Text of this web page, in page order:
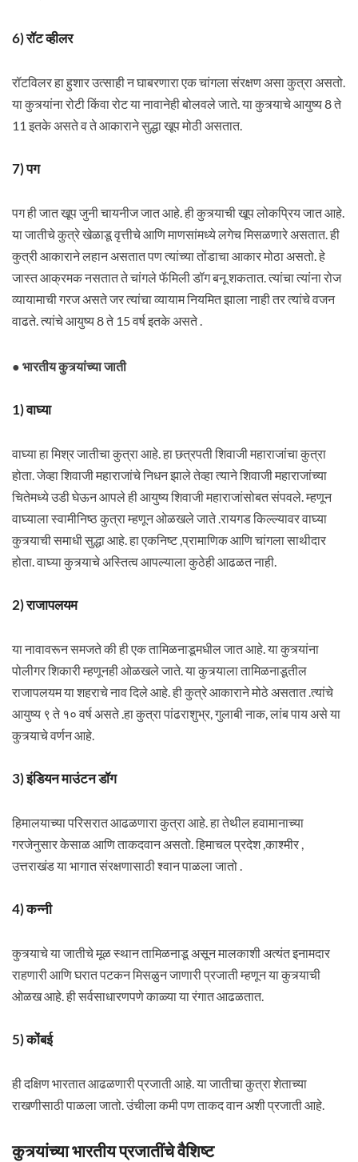
6) रॉट व्हीलर
रॉटविलर हा हुशार उत्साही न घाबरणारा एक चांगला संरक्षण असा कुत्रा असतो.
या कुत्र्यांना रोटी किंवा रोट या नावानेही बोलवले जाते. या कुत्र्याचे आयुष्य 8 ते
11 इतके असते व ते आकाराने सुद्धा खूप मोठी असतात.
7) पग
पग ही जात खूप जुनी चायनीज जात आहे. ही कुत्र्याची खूप लोकप्रिय जात आहे.
या जातीचे कुत्रे खेळाडू वृत्तीचे आणि माणसांमध्ये लगेच मिसळणारे असतात. ही
कुत्री आकाराने लहान असतात पण त्यांच्या तोंडाचा आकार मोठा असतो. हे
जास्त आक्रमक नसतात ते चांगले फॅमिली डॉग बनू शकतात. त्यांचा त्यांना रोज
व्यायामाची गरज असते जर त्यांचा व्यायाम नियमित झाला नाही तर त्यांचे वजन
वाढते. त्यांचे आयुष्य 8 ते 15 वर्ष इतके असते .
● भारतीय कुत्र्यांच्या जाती
1) वाघ्या
वाघ्या हा मिश्र जातीचा कुत्रा आहे. हा छत्रपती शिवाजी महाराजांचा कुत्रा
होता. जेव्हा शिवाजी महाराजांचे निधन झाले तेव्हा त्याने शिवाजी महाराजांच्या
चितेमध्ये उडी घेऊन आपले ही आयुष्य शिवाजी महाराजांसोबत संपवले. म्हणून
वाघ्याला स्वामीनिष्ठ कुत्रा म्हणून ओळखले जाते .रायगड किल्ल्यावर वाघ्या
कुत्र्याची समाधी सुद्धा आहे. हा एकनिष्ट ,प्रामाणिक आणि चांगला साथीदार
होता. वाघ्या कुत्र्याचे अस्तित्व आपल्याला कुठेही आढळत नाही.
2) राजापलयम
या नावावरून समजते की ही एक तामिळनाडूमधील जात आहे. या कुत्र्यांना
पोलीगर शिकारी म्हणूनही ओळखले जाते. या कुत्र्याला तामिळनाडूतील
राजापलयम या शहराचे नाव दिले आहे. ही कुत्रे आकाराने मोठे असतात .त्यांचे
आयुष्य ९ ते १० वर्ष असते .हा कुत्रा पांढराशुभ्र, गुलाबी नाक, लांब पाय असे या
कुत्र्याचे वर्णन आहे.
3) इंडियन माउंटन डॉग
हिमालयाच्या परिसरात आढळणारा कुत्रा आहे. हा तेथील हवामानाच्या
गरजेनुसार केसाळ आणि ताकदवान असतो. हिमाचल प्रदेश ,काश्मीर ,
उत्तराखंड या भागात संरक्षणासाठी श्वान पाळला जातो .
4) कन्नी
कुत्र्याचे या जातीचे मूळ स्थान तामिळनाडू असून मालकाशी अत्यंत इनामदार
राहणारी आणि घरात पटकन मिसळुन जाणारी प्रजाती म्हणून या कुत्र्याची
ओळख आहे. ही सर्वसाधारणपणे काळ्या या रंगात आढळतात.
5) कोंबई
ही दक्षिण भारतात आढळणारी प्रजाती आहे. या जातीचा कुत्रा शेताच्या
राखणीसाठी पाळला जातो. उंचीला कमी पण ताकद वान अशी प्रजाती आहे.
कुत्र्यांच्या भारतीय प्रजातींचे वैशिष्ट